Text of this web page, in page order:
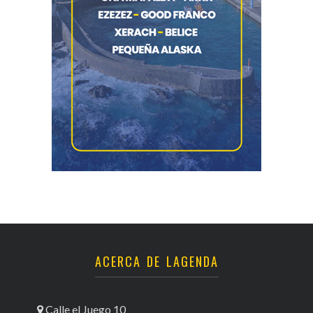
ACERCA DE LAGENDA
Calle el Juego 10